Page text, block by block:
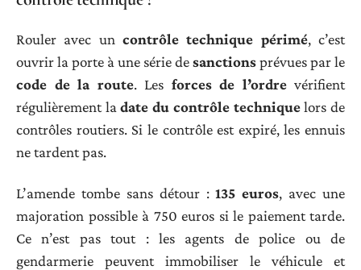
Rouler avec un contrôle technique périmé, c’est
ouvrir la porte à une série desanctionsprévues par le
code de la route. Les forces de l’ordrevérifient
régulièrement ladate du contrôle techniquelors de
contrôles routiers. Si le contrôle est expiré, les ennuis
ne tardent pas.
L’amende tombe sans détour :135 euros, avec une
majoration possible à 750 euros si le paiement tarde.
Ce n’est pas tout : les agents de police ou de
gendarmerie peuvent immobiliser le véhicule et